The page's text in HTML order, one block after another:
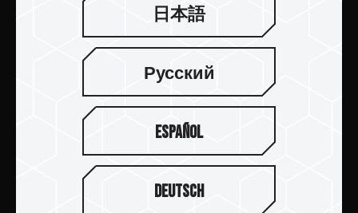
送出
新聞中心
日本語
Русский
Español
Deutsch